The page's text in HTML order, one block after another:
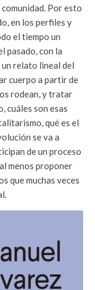
Por esto
en los perfiles y
el tiempo un
pasado, con la
relato lineal del
cuerpo a partir de
rodean, y tratar
cuáles son esas
qué es el
se va a
de un proceso
menos proponer
que muchas veces